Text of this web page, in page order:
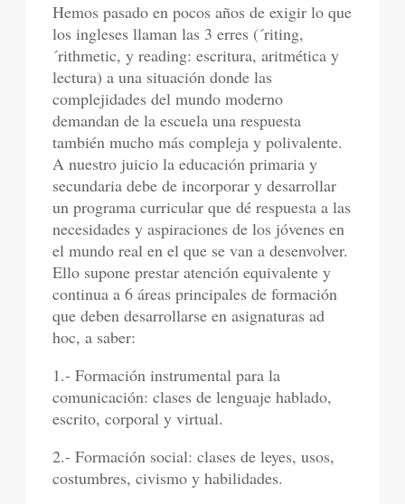
Hemos pasado en pocos años de exigir lo que
los ingleses llaman las 3 erres (´riting,
´rithmetic, y reading: escritura, aritmética y
lectura) a una situación donde las
complejidades del mundo moderno
demandan de la escuela una respuesta
también mucho más compleja y polivalente.
A nuestro juicio la educación primaria y
secundaria debe de incorporar y desarrollar
un programa curricular que dé respuesta a las
necesidades y aspiraciones de los jóvenes en
el mundo real en el que se van a desenvolver.
Ello supone prestar atención equivalente y
continua a 6 áreas principales de formación
que deben desarrollarse en asignaturas ad
hoc, a saber:
1.- Formación instrumental para la
comunicación: clases de lenguaje hablado,
escrito, corporal y virtual.
2.- Formación social: clases de leyes, usos,
costumbres, civismo y habilidades.